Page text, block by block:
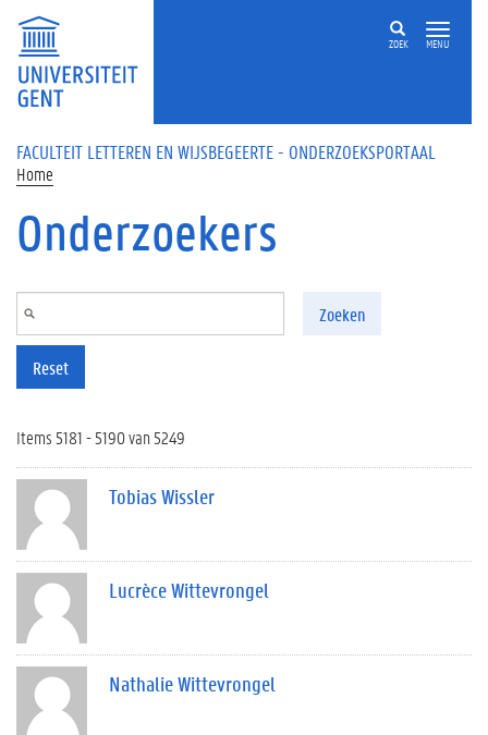
Overslaan en naar de inhoud gaan
ZOEK MENU
FACULTEIT LETTEREN EN WIJSBEGEERTE - ONDERZOEKSPORTAAL
Home
Onderzoekers
Zoeken
Reset
Items 5181 - 5190 van 5249
Tobias Wissler
Lucrèce Wittevrongel
Nathalie Wittevrongel